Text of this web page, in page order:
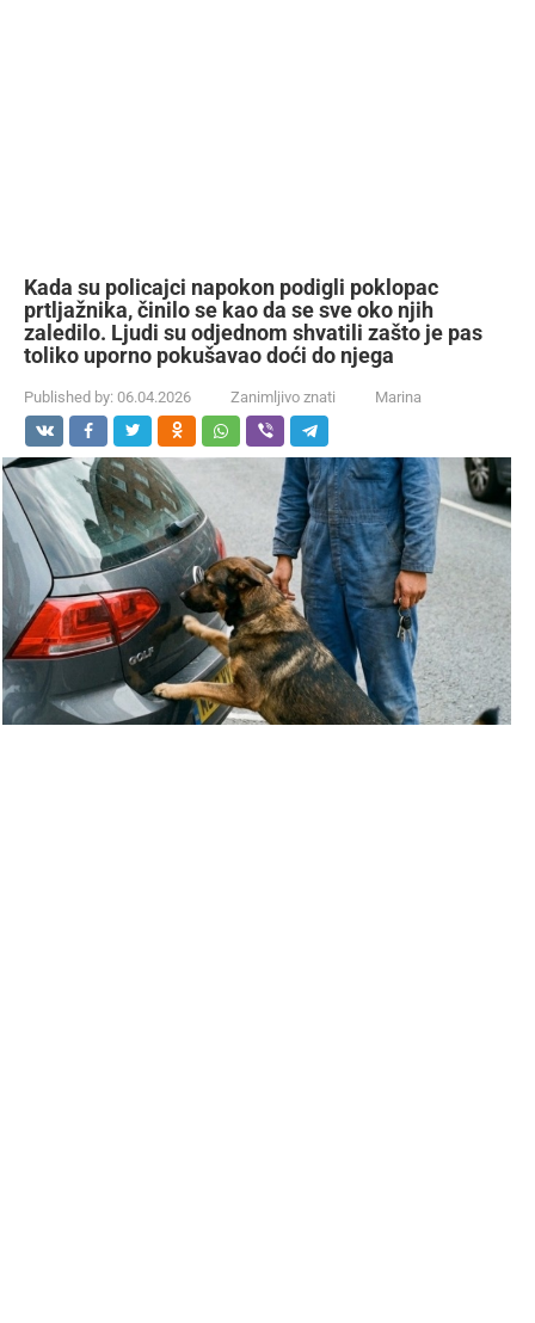
Kada su policajci napokon podigli poklopac
prtljažnika, činilo se kao da se sve oko njih
zaledilo. Ljudi su odjednom shvatili zašto je pas
toliko uporno pokušavao doći do njega
Published by: 06.04.2026 Zanimljivo znati Marina